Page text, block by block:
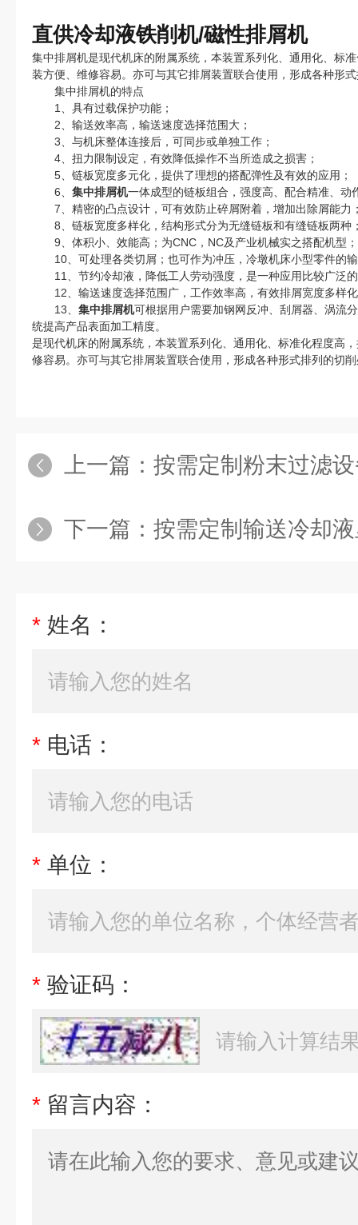
直供冷却液铁削机/磁性排屑机
集中排屑机是现代机床的附属系统，本装置系列化、通用化、标
装方便、维修容易。亦可与其它排屑装置联合使用，形成各种形
集中排屑机的特点
1、具有过载保护功能；
2、输送效率高，输送速度选择范围大；
3、与机床整体连接后，可同步或单独工作；
4、扭力限制设定，有效降低操作不当所造成之损害；
5、链板宽度多元化，提供了理想的搭配弹性及有效的应用；
6、 集中排屑机一体成型的链板组合，强度高、配合精准、动
7、精密的凸点设计，可有效防止碎屑附着，增加出除屑能力
8、链板宽度多样化，结构形式分为无缝链板和有缝链板两种
9、体积小、效能高；为CNC，NC及产业机械实之搭配机型；
10、可处理各类切屑；也可作为冲压，冷墩机床小型零件的
11、节约冷却液，降低工人劳动强度，是一种应用比较广泛
12、输送速度选择范围广，工作效率高，有效排屑宽度多样
13、 集中排屑机可根据用户需要加钢网反冲、刮屑器、涡流
统提高产品表面加工精度。
是现代机床的附属系统，本装置系列化、通用化、标准化程度高
修容易。亦可与其它排屑装置联合使用，形成各种形式排列的切
上一篇： 按需定制粉末过滤
下一篇： 按需定制输送冷却
* 姓名：
* 电话：
* 单位：
* 验证码：
* 留言内容：